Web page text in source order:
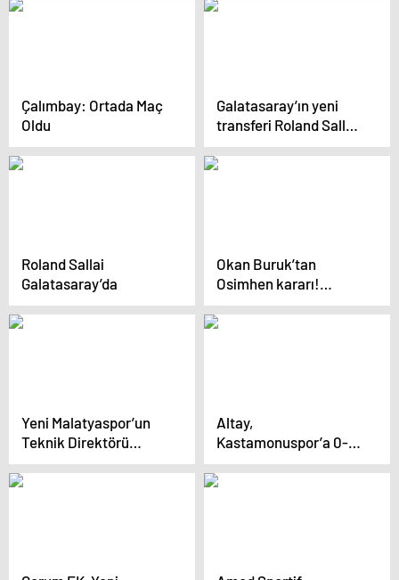
Çalımbay: Ortada Maç
Oldu
Galatasaray’ın yeni
transferi Roland Sallai,
sahaya çıkmadan
tarihe geçti
Roland Sallai
Galatasaray’da
Okan Buruk’tan
Osimhen kararı!
Galatasaray-Çaykur
Rizespor maçının ilk
Yeni Malatyaspor’un
Teknik Direktörü
Üzgün
Altay,
Kastamonuspor’a 0-2
Yenildi